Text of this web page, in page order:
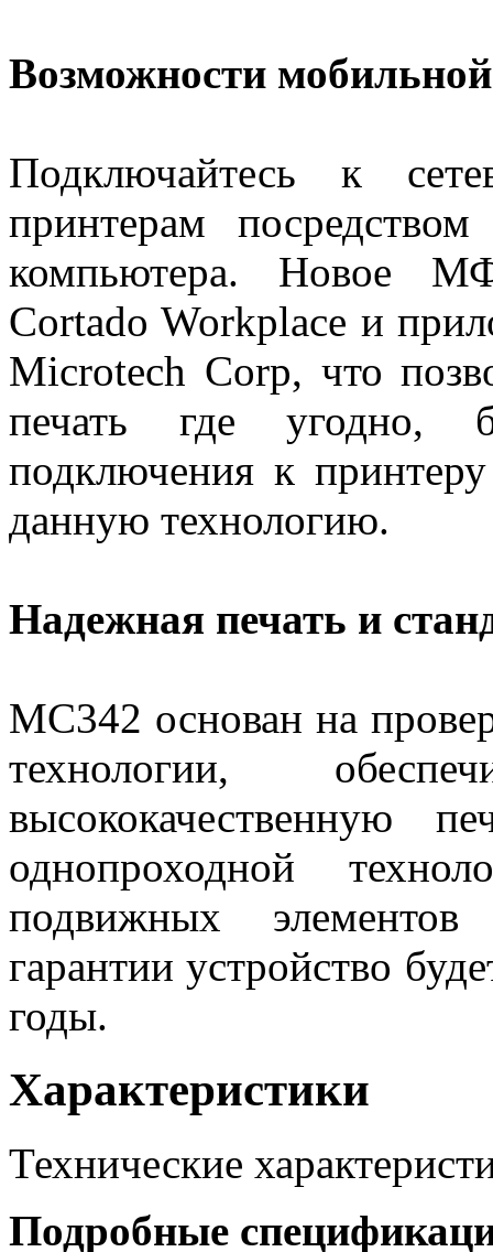
Возможности
Подключайтесь к
принтерам
компьютера. Новое
Cortado Workplace и
Microtech Corp, что
печать где угодно,
подключения к
данную технологию.
Надежная печать и
МС342 основан на
технологии,
высококачественную
однопроходной
подвижных
гарантии устройство
годы.
Характеристики
Технические
Подробные